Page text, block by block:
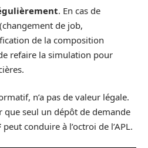
. En cas de
de job,
de la composition
refaire la simulation pour
n’a pas de valeur légale.
que seul un dépôt de demande
peut conduire à l’octroi de l’APL.